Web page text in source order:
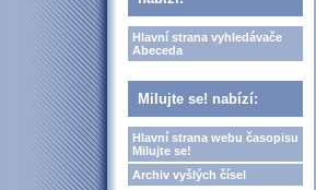
Hlavní strana vyhledávače
Abeceda
Milujte se! nabízí:
Hlavní strana webu časopisu
Milujte se!
Archiv vyšlých čísel